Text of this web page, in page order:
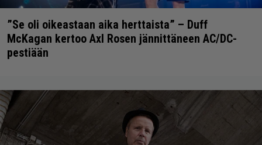
”Se oli oikeastaan aika herttaista” – Duff
McKagan kertoo Axl Rosen jännittäneen AC/DC-
pestiään